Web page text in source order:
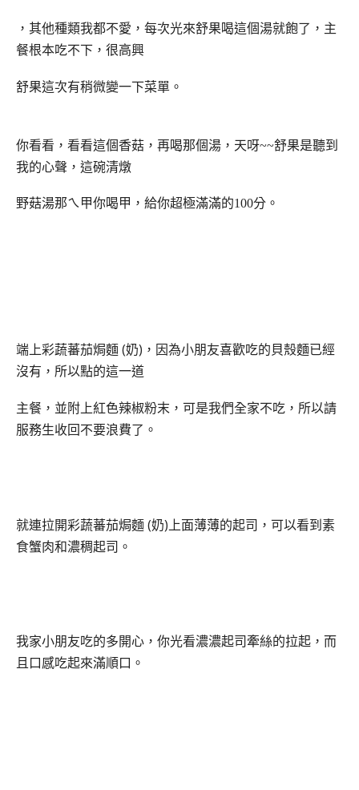
，其他種類我都不愛，每次光來舒果喝這個湯就飽了，主
餐根本吃不下，很高興
舒果這次有稍微變一下菜單。
你看看，看看這個香菇，再喝那個湯，天呀~~舒果是聽到
我的心聲，這碗清燉
野菇湯那ㄟ甲你喝甲，給你超極滿滿的100分。
端上彩蔬蕃茄焗麵 (奶) ，因為小朋友喜歡吃的貝殼麵已經
沒有，所以點的這一道
主餐，並附上紅色辣椒粉末，可是我們全家不吃，所以請
服務生收回不要浪費了。
就連拉開彩蔬蕃茄焗麵 (奶) 上面薄薄的起司 ，可以看到素
食蟹肉和濃稠起司。
我家小朋友吃的多開心，你光看濃濃起司牽絲的拉起，而
且口感吃起來滿順口。